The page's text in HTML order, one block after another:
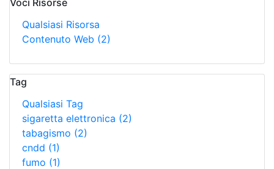
Voci Risorse
Qualsiasi Risorsa
Contenuto Web (2)
Tag
Qualsiasi Tag
sigaretta elettronica (2)
tabagismo (2)
cndd (1)
fumo (1)